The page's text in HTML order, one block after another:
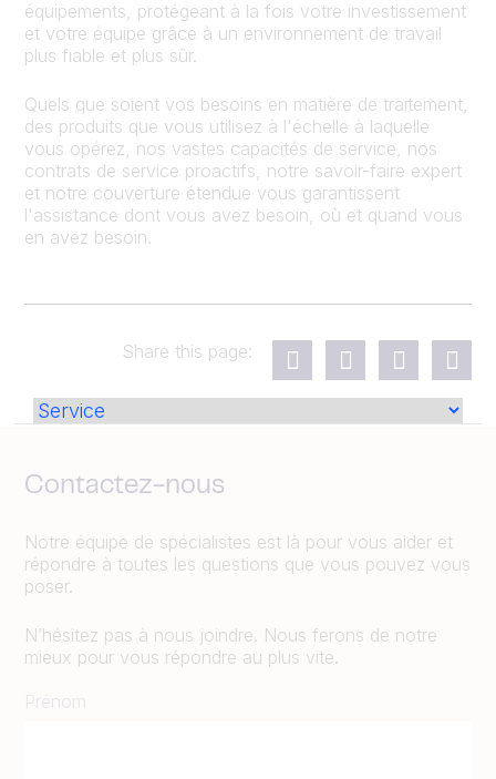
équipements, protégeant à la fois votre investissement
et votre équipe grâce à un environnement de travail
plus fiable et plus sûr.
Quels que soient vos besoins en matière de traitement,
des produits que vous utilisez à l'échelle à laquelle
vous opérez, nos vastes capacités de service, nos
contrats de service proactifs, notre savoir-faire expert
et notre couverture étendue vous garantissent
l'assistance dont vous avez besoin, où et quand vous
en avez besoin.
Share this page:
Contactez-nous
Notre équipe de spécialistes est là pour vous aider et
répondre à toutes les questions que vous pouvez vous
poser.
N’hésitez pas à nous joindre. Nous ferons de notre
mieux pour vous répondre au plus vite.
Prénom